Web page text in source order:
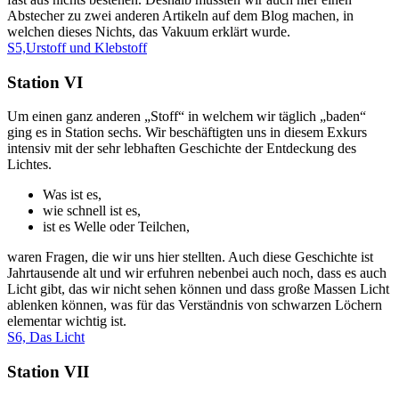
Abstecher zu zwei anderen Artikeln auf dem Blog machen, in
welchen dieses Nichts, das Vakuum erklärt wurde.
S5,Urstoff und Klebstoff
Station VI
Um einen ganz anderen „Stoff“ in welchem wir täglich „baden“
ging es in Station sechs. Wir beschäftigten uns in diesem Exkurs
intensiv mit der sehr lebhaften Geschichte der Entdeckung des
Lichtes.
Was ist es,
wie schnell ist es,
ist es Welle oder Teilchen,
waren Fragen, die wir uns hier stellten. Auch diese Geschichte ist
Jahrtausende alt und wir erfuhren nebenbei auch noch, dass es auch
Licht gibt, das wir nicht sehen können und dass große Massen Licht
ablenken können, was für das Verständnis von schwarzen Löchern
elementar wichtig ist.
S6, Das Licht
Station VII